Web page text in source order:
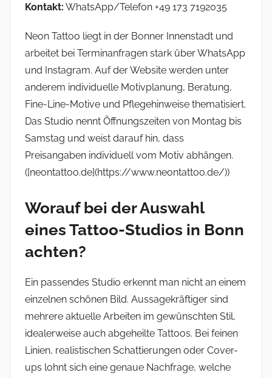
Kontakt: WhatsApp/Telefon +49 173 7192035
Neon Tattoo liegt in der Bonner Innenstadt und
arbeitet bei Terminanfragen stark über WhatsApp
und Instagram. Auf der Website werden unter
anderem individuelle Motivplanung, Beratung,
Fine-Line-Motive und Pflegehinweise thematisiert.
Das Studio nennt Öffnungszeiten von Montag bis
Samstag und weist darauf hin, dass
Preisangaben individuell vom Motiv abhängen.
([neontattoo.de](https://www.neontattoo.de/))
Worauf bei der Auswahl
eines Tattoo-Studios in Bonn
achten?
Ein passendes Studio erkennt man nicht an einem
einzelnen schönen Bild. Aussagekräftiger sind
mehrere aktuelle Arbeiten im gewünschten Stil,
idealerweise auch abgeheilte Tattoos. Bei feinen
Linien, realistischen Schattierungen oder Cover-
ups lohnt sich eine genaue Nachfrage, welche